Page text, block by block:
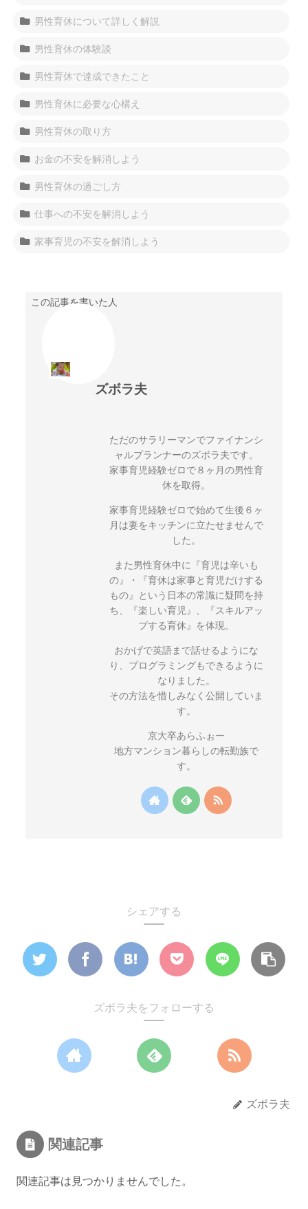
男性育休について詳しく解説
男性育休の体験談
男性育休で達成できたこと
男性育休に必要な心構え
男性育休の取り方
お金の不安を解消しよう
男性育休の過ごし方
仕事への不安を解消しよう
家事育児の不安を解消しよう
この記事を書いた人
ズボラ夫
ただのサラリーマンでファイナンシ
ャルプランナーのズボラ夫です。
家事育児経験ゼロで８ヶ月の男性育
休を取得。
家事育児経験ゼロで始めて生後６ヶ
月は妻をキッチンに立たせませんで
した。
また男性育休中に『育児は辛いも
の』・『育休は家事と育児だけする
もの』という日本の常識に疑問を持
ち、『楽しい育児』、『スキルアッ
プする育休』を体現。
おかげで英語まで話せるようにな
り、プログラミングもできるように
なりました。
その方法を惜しみなく公開していま
す。
京大卒あらふぉー
地方マンション暮らしの転勤族で
す。
シェアする
ズボラ夫をフォローする
ズボラ夫
関連記事
関連記事は見つかりませんでした。